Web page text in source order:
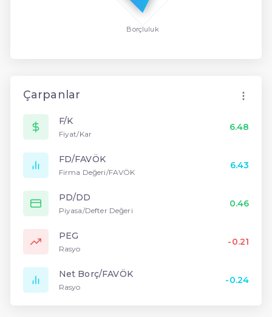
Borçluluk
Çarpanlar
F/K
Fiyat/Kar
6.48
FD/FAVÖK
Firma Değeri/FAVÖK
6.43
PD/DD
Piyasa/Defter Değeri
0.46
PEG
Rasyo
-0.21
Net Borç/FAVÖK
Rasyo
-0.24